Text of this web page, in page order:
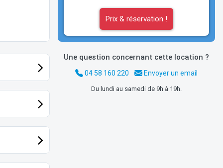
Prix & réservation !
Une question concernant cette location ?
04 58 160 220 Envoyer un email
Du lundi au samedi de 9h à 19h.